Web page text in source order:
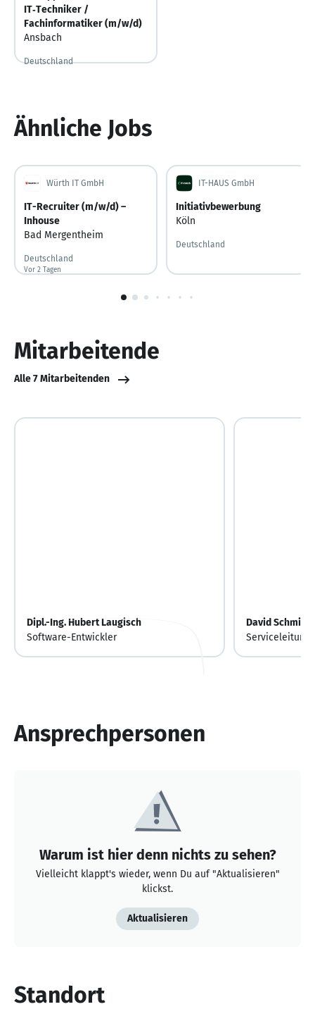
IT‑Techniker /
Fachinformatiker (m/w/d)
Ansbach
Deutschland
Ähnliche Jobs
Würth IT GmbH
IT-Recruiter (m/w/d) –
Inhouse
Bad Mergentheim
Deutschland
Vor 2 Tagen
Vor 2 Tagen veröffentlicht
IT-HAUS GmbH
Initiativbewerbung
Köln
Deutschland
1
Mitarbeitende
Alle 7 Mitarbeitenden
Dipl.-Ing. Hubert Laugisch
Software-Entwickler
David Schmidt
Serviceleitung
Ansprechpersonen
Warum ist hier denn nichts zu sehen?
Vielleicht klappt's wieder, wenn Du auf "Aktualisieren"
klickst.
Aktualisieren
Standort